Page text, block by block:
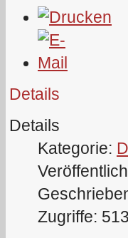
Details
Details
Kategorie:
Zugriffe: